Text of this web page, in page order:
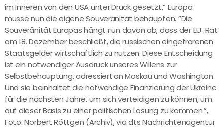
im Inneren von den USA unter Druck gesetzt.” Europa
müsse nun die eigene Souveränität behaupten. “Die
Souveränität Europas hängt nun davon ab, dass der EU-Rat
am 18. Dezember beschließt, die russischen eingefrorenen
Staatsgelder wirtschaftlich zu nutzen. Diese Entscheidung
ist ein notwendiger Ausdruck unseres Willens zur
Selbstbehauptung, adressiert an Moskau und Washington.
Und sie beinhaltet die notwendige Finanzierung der Ukraine
für die nächsten Jahre, um sich verteidigen zu können, um
auf dieser Basis zu einer politischen Lösung zu kommen.”,
Foto: Norbert Röttgen (Archiv), via dts Nachrichtenagentur